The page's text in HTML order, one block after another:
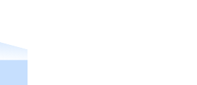
dei tuoi marchi preferiti con
regalo